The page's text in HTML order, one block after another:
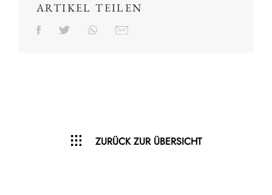
ARTIKEL TEILEN
ZURÜCK ZUR ÜBERSICHT